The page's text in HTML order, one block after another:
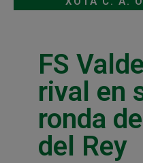
FS
rival en
ronda
del Rey